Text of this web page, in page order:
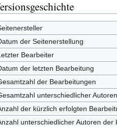
der Seitenerstellung
Bearbeiter
der letzten Bearbeitung
der Bearbeitungen
unterschiedlicher Autoren
der kürzlich erfolgten
unterschiedlicher Autoren